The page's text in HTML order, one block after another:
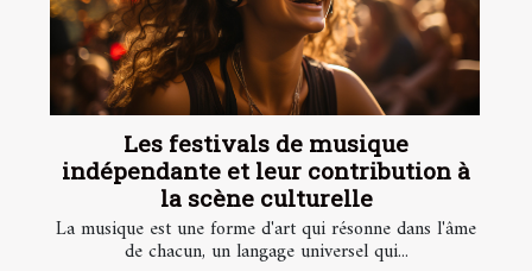
Les festivals de musique
indépendante et leur contribution à
la scène culturelle
La musique est une forme d'art qui résonne dans l'âme
de chacun, un langage universel qui...